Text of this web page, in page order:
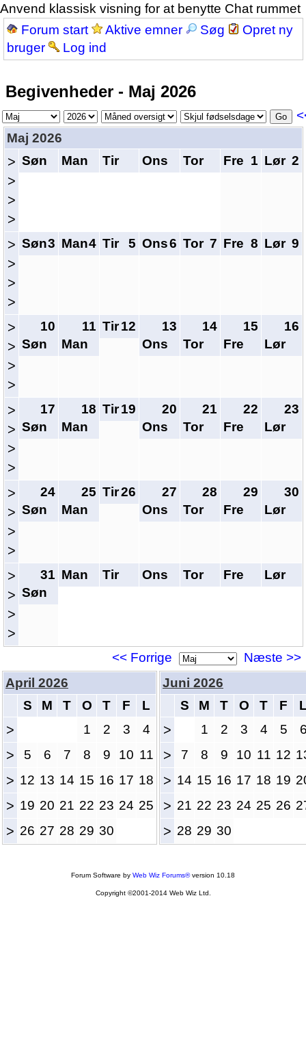
Anvend klassisk visning for at benytte Chat rummet
Forum start
Aktive emner Søg
Opret ny
bruger
Log ind
Begivenheder - Maj 2026
Maj 2026
>
>
>
>
Søn Man Tir Ons Tor 1
Fre 2
Lør
>
>
>
>
3
Søn 4
Man 5
Tir 6
Ons 7
Tor 8
Fre 9
Lør
>
>
>
>
10
Søn
11
Man
12
Tir
13
Ons
14
Tor
15
Fre
16
Lør
>
>
>
>
17
Søn
18
Man
19
Tir
20
Ons
21
Tor
22
Fre
23
Lør
>
>
>
>
24
Søn
25
Man
26
Tir
27
Ons
28
Tor
29
Fre
30
Lør
>
>
>
>
31
Søn
Man Tir Ons Tor Fre Lør
<< Forrige
Næste >>
April 2026
S
M T O T F L
> 1 2 3 4
> 5 6 7 8 9 10 11
> 12 13 14 15 16 17 18
> 19 20 21 22 23 24 25
> 26 27 28 29 30
Juni 2026
S
M T O T F
> 1 2 3 4 5
> 7 8 9 10 11 12
> 14 15 16 17 18 19
> 21 22 23 24 25 26
> 28 29 30
Forum Software by Web Wiz Forums®version 10.18
Copyright ©2001-2014 Web Wiz Ltd.